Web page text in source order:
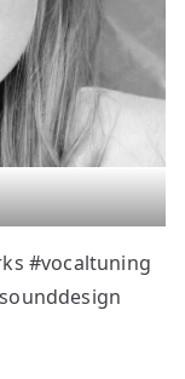
#vocaltuning